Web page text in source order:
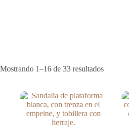
Mostrando 1–16 de 33 resultados
últimos